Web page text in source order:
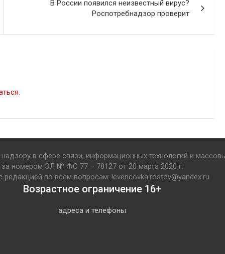
В России появился неизвестный вирус?
Роспотребнадзор проверит
.
в сфере связи, информационных технологий и
за номером ЭЛ № ФС 77 – 78127 от 20 марта 2020 г.
редакцией по всем вопросам: levencovka.rostov@yandex.ru
Возрастное ограничение 16+
адреса и телефоны